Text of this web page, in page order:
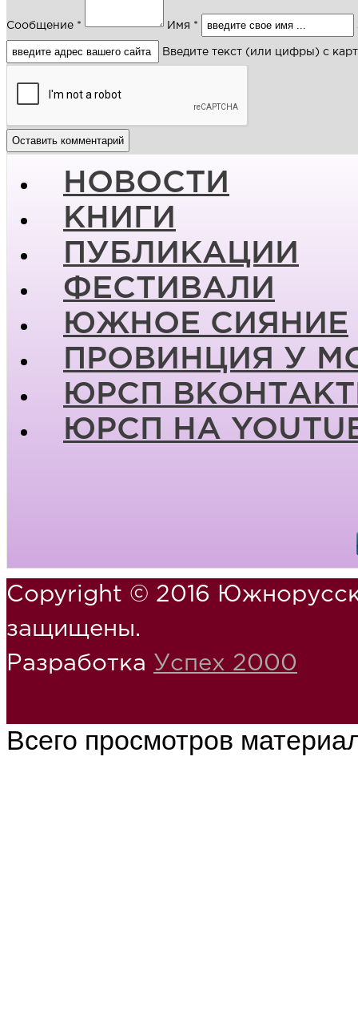
Сообщение * Имя *
Введите текст (или цифры) с
НОВОСТИ
КНИГИ
ПУБЛИКАЦИИ
ФЕСТИВАЛИ
ЮЖНОЕ СИЯНИЕ
ПРОВИНЦИЯ У
ЮРСП
ЮРСП НА
Copyright © 2016
защищены.
Разработка Успех 2000
Всего просмотров